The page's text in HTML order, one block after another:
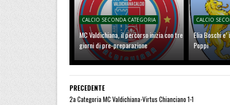
CALCIO SECONDA CATEGORIA
MC Valdichiana, il percorso inizia con tre
giorni di pre-preparazione
CALCIO
Elia Boschi
Poppi
PRECEDENTE
2a Categoria MC Valdichiana-Virtus Chianciano 1-1